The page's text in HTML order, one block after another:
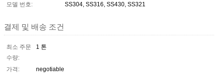
모델 번호:
SS304, SS316, SS430, SS321
결제 및 배송 조건
최소 주문
수량:
1 톤
가격:
negotiable